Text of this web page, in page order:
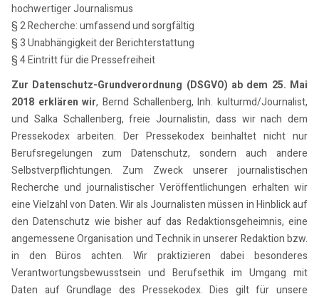
hochwertiger Journalismus
§ 2 Recherche: umfassend und sorgfältig
§ 3 Unabhängigkeit der Berichterstattung
§ 4 Eintritt für die Pressefreiheit
Zur Datenschutz-Grundverordnung (DSGVO) ab dem 25. Mai
2018 erklären wir, Bernd Schallenberg, Inh. kulturmd/Journalist,
und Salka Schallenberg, freie Journalistin, dass wir nach dem
Pressekodex arbeiten. Der Pressekodex beinhaltet nicht nur
Berufsregelungen zum Datenschutz, sondern auch andere
Selbstverpflichtungen. Zum Zweck unserer journalistischen
Recherche und journalistischer Veröffentlichungen erhalten wir
eine Vielzahl von Daten. Wir als Journalisten müssen in Hinblick auf
den Datenschutz wie bisher auf das Redaktionsgeheimnis, eine
angemessene Organisation und Technik in unserer Redaktion bzw.
in den Büros achten. Wir praktizieren dabei besonderes
Verantwortungsbewusstsein und Berufsethik im Umgang mit
Daten auf Grundlage des Pressekodex. Dies gilt für unsere